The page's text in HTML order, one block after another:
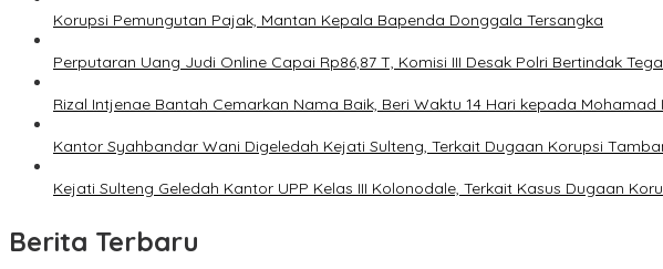
Korupsi Pemungutan Pajak, Mantan Kepala Bapenda Donggala Tersangka
Perputaran Uang Judi Online Capai Rp86,87 T, Komisi III Desak Polri Bertindak
Rizal Intjenae Bantah Cemarkan Nama Baik, Beri Waktu 14 Hari kepada
Kantor Syahbandar Wani Digeledah Kejati Sulteng, Terkait Dugaan Korupsi
Kejati Sulteng Geledah Kantor UPP Kelas III Kolonodale, Terkait Kasus Dugaan
Berita Terbaru